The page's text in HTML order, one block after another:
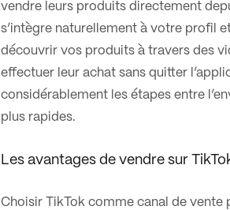
vendre leurs produits directement
s’intègre naturellement à votre profil
découvrir vos produits à travers des
effectuer leur achat sans quitter
considérablement les étapes entre
plus rapides.
Les avantages de vendre sur
Choisir TikTok comme canal de vente